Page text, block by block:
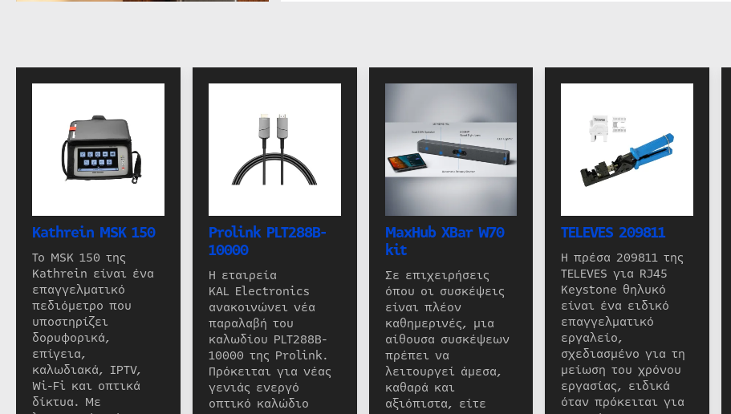
Kathrein MSK 150
Το MSK 150 της
Kathrein είναι ένα
επαγγελματικό
πεδιόμετρο που
υποστηρίζει
δορυφορικά,
επίγεια,
καλωδιακά, IPTV,
Wi-Fi και οπτικά
δίκτυα. Με
Prolink PLT288B-
10000
Η εταιρεία
KAL Electronics
ανακοινώνει νέα
παραλαβή του
καλωδίου PLT288B-
10000 της Prolink.
Πρόκειται για νέας
γενιάς ενεργό
οπτικό καλώδιο
MaxHub XBar W70
kit
Σε επιχειρήσεις
όπου οι συσκέψεις
είναι πλέον
καθημερινές, μια
αίθουσα συσκέψεων
πρέπει να
λειτουργεί άμεσα,
καθαρά και
αξιόπιστα, είτε
TELEVES 209811
Η πρέσα 209811 της
TELEVES για RJ45
Keystone θηλυκό
είναι ένα ειδικό
επαγγελματικό
εργαλείο,
σχεδιασμένο για τη
μείωση του χρόνου
εργασίας, ειδικά
όταν πρόκειται για